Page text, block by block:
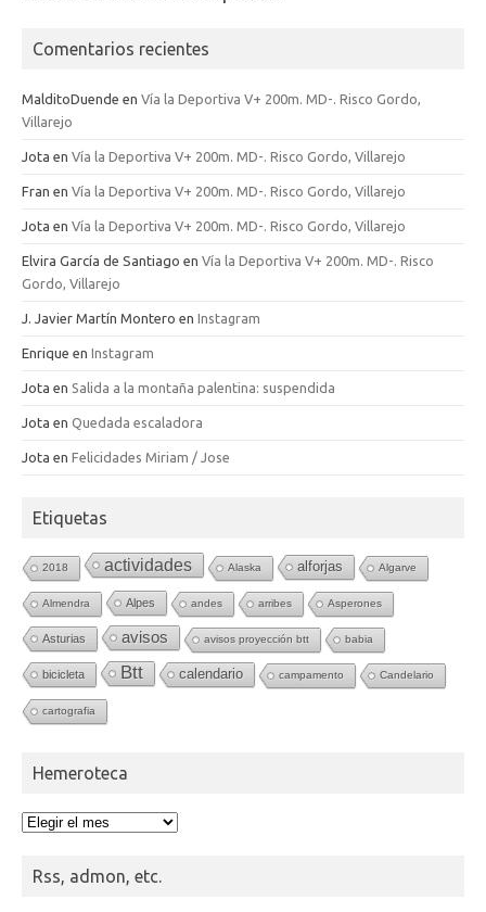
Comentarios recientes
MalditoDuende en Vía la Deportiva V+ 200m. MD-. Risco Gordo,
Villarejo
Jota en Vía la Deportiva V+ 200m. MD-. Risco Gordo, Villarejo
Fran en Vía la Deportiva V+ 200m. MD-. Risco Gordo, Villarejo
Jota en Vía la Deportiva V+ 200m. MD-. Risco Gordo, Villarejo
Elvira García de Santiago en Vía la Deportiva V+ 200m. MD-. Risco
Gordo, Villarejo
J. Javier Martín Montero en Instagram
Enrique en Instagram
Jota en Salida a la montaña palentina: suspendida
Jota en Quedada escaladora
Jota en Felicidades Miriam / Jose
Etiquetas
2018 actividades Alaska alforjas Algarve
Almendra Alpes andes arribes Asperones
Asturias avisos avisos proyección btt babia
bicicleta Btt calendario campamento Candelario
cartografia
Hemeroteca
Hemeroteca
Rss, admon, etc.